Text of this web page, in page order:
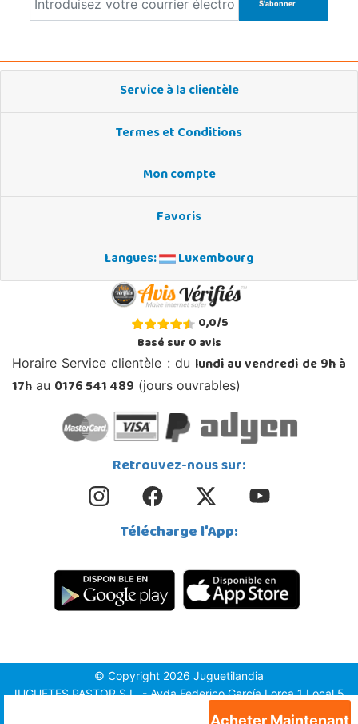
Acheter Maintenant
Service à la clientèle
Termes et Conditions
Mon compte
Favoris
Langues:
Luxembourg
0,0/5
Basé sur0avis
Horaire Service clientèle : du lundi au vendredi de 9h à
17h au 0176 541 489 (jours ouvrables)
Retrouvez-nous sur:
Télécharge l'App:
© Copyright 2026 Juguetilandia
JUGUETES PASTOR S.L. - Avda.Federico García Lorca 1 Local 5,